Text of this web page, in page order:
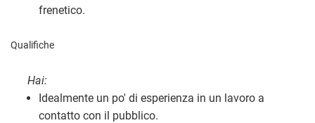
frenetico.
Qualifiche
Hai:
Idealmente un po' di esperienza in un lavoro a
contatto con il pubblico.